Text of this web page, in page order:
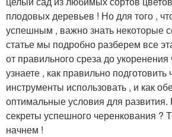
плодовых деревьев ! Но для того ,
успешным , важно знать некоторые
статье мы подробно разберем все
от правильного среза до
узнаете , как правильно подготовить
инструменты использовать , и как
оптимальные условия для развития.
секреты успешного черенкования ?
начнем !